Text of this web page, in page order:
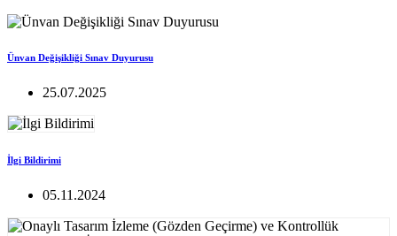
Ünvan Değişikliği Sınav Duyurusu
25.07.2025
İlgi Bildirimi
05.11.2024